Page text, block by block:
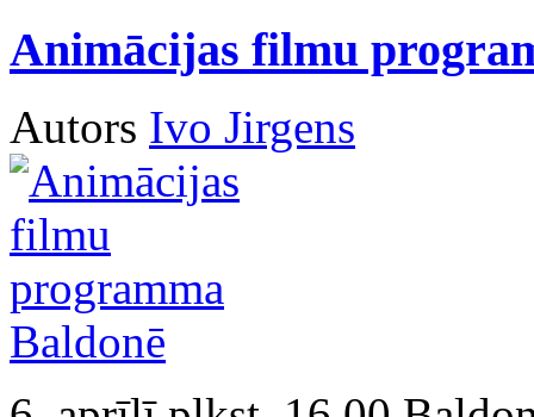
Animācijas filmu
Autors Ivo Jirgens